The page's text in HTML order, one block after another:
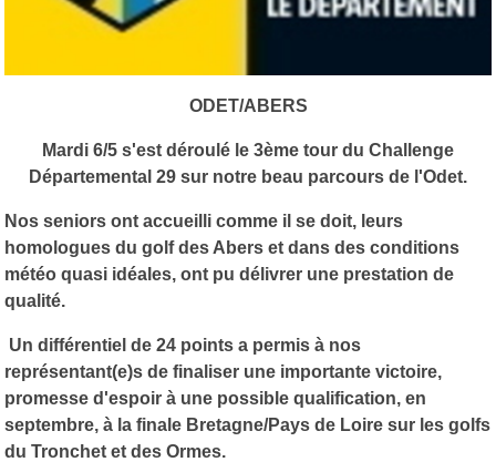
ODET/ABERS
Mardi 6/5 s'est déroulé le 3ème tour du Challenge
Départemental 29 sur notre beau parcours de l'Odet.
Nos seniors ont accueilli comme il se doit, leurs
homologues du golf des Abers et dans des conditions
météo quasi idéales, ont pu délivrer une prestation de
qualité.
Un différentiel de 24 points a permis à nos
représentant(e)s de finaliser une importante victoire,
promesse d'espoir à une possible qualification, en
septembre, à la finale Bretagne/Pays de Loire sur les golfs
du Tronchet et des Ormes.